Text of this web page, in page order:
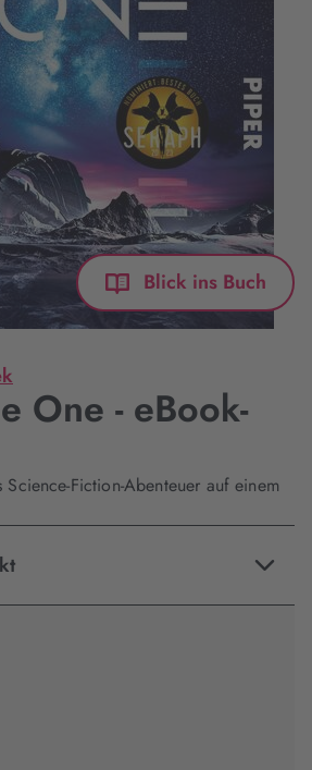
Blick ins Buch
One - eBook-
Science-Fiction-Abenteuer auf einem